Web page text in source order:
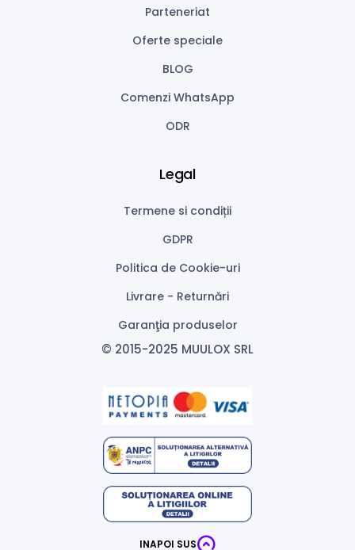
Parteneriat
Oferte speciale
BLOG
Comenzi WhatsApp
ODR
Legal
Termene si condiții
GDPR
Politica de Cookie-uri
Livrare - Returnări
Garanţia produselor
© 2015-2025 MUULOX SRL
INAPOI SUS